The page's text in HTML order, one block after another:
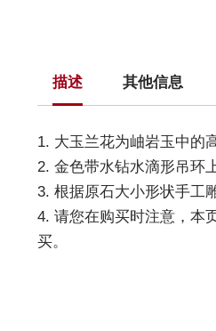
描述 其他信息
1. 大玉兰花为岫岩玉中的
2. 金色带水钻水滴形吊环
3. 根据原石大小形状手工
4. 请您在购买时注意，本
买。